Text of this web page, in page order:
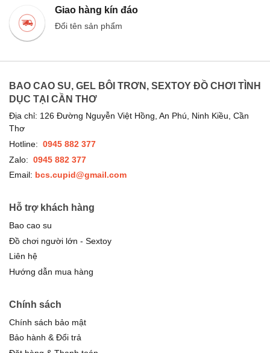
Giao hàng kín đáo
Đổi tên sản phẩm
BAO CAO SU, GEL BÔI TRƠN, SEXTOY ĐỒ CHƠI TÌNH
DỤC TẠI CẦN THƠ
Địa chỉ: 126 Đường Nguyễn Việt Hồng, An Phú, Ninh Kiều, Cần
Thơ
Hotline: 0945 882 377
Zalo: 0945 882 377
Email: bcs.cupid@gmail.com
Hỗ trợ khách hàng
Bao cao su
Đồ chơi người lớn - Sextoy
Liên hệ
Hướng dẫn mua hàng
Chính sách
Chính sách bảo mật
Bảo hành & Đổi trả